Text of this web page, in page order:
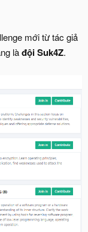
mới từ tác giả
làđội Suk4Z.